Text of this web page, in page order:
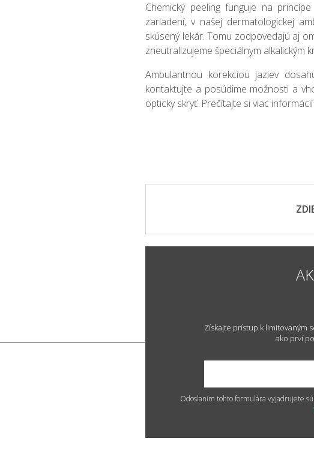
Chemický peeling funguje na
zariadení, v našej dermatologickej
skúsený lekár. Tomu zodpovedajú aj
zneutralizujeme špeciálnym alkalickým
Ambulantnou korekciou jaziev
kontaktujte a posúdime možnosti a
opticky skryť. Prečítajte si viac
Získajte prístup k limitovaným
ako prví
Odoslaním tohto formulára vyjadrujete